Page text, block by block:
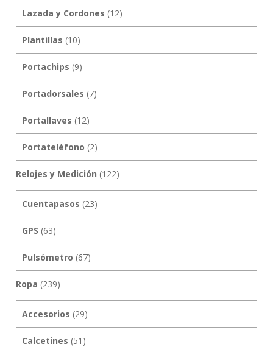
Lazada y Cordones (12)
Plantillas (10)
Portachips (9)
Portadorsales (7)
Portallaves (12)
Portateléfono (2)
Relojes y Medición (122)
Cuentapasos (23)
GPS (63)
Pulsómetro (67)
Ropa (239)
Accesorios (29)
Calcetines (51)